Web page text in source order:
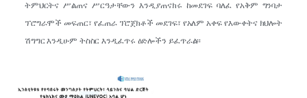
ትምህርትና ሥልጠና ሥርዓታቸውን እንዲያጠናክሩ ከመደገፍ ባለፈ የአቅም ግንባታ
ፕሮግራሞች መፍጠር፣ የፈጠራ ፕሮጀክቶች መደገፍ፣ የአለም አቀፍ የእውቀትና ክህሎት
ሽግግር እንዲሁም ትስስር እንዲፈጥሩ ዕድሎችን ይፈጥራል፡፡